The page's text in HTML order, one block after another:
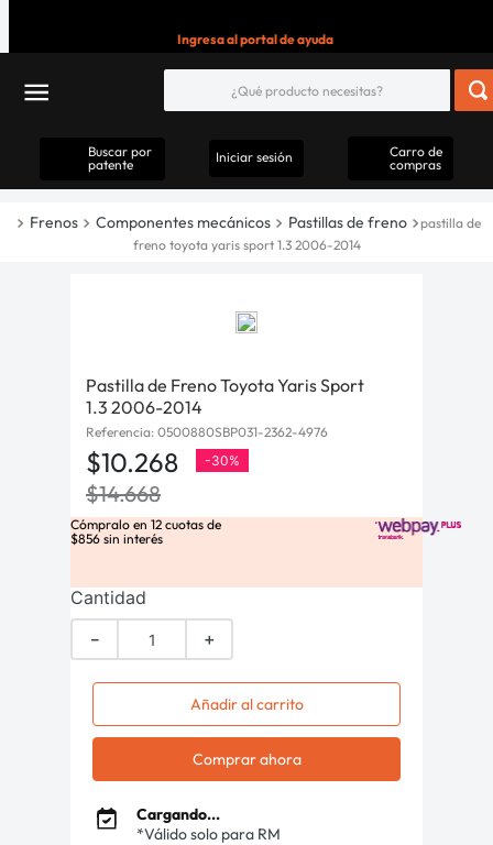
Ingresa al portal de ayuda
Buscar por
patente
Iniciar sesión
Carro de
compras
Frenos Componentes mecánicos Pastillas de freno
pastilla de
freno toyota yaris sport 1.3 2006-2014
Pastilla de Freno Toyota Yaris Sport
1.3 2006-2014
Referencia: 0500880SBP031-2362-4976
$10.268 -30%
$14.668
Cómpralo en 12 cuotas de
$856 sin interés
Cantidad
＋
－
Añadir al carrito
Comprar ahora
Cargando...
*Válido solo para RM